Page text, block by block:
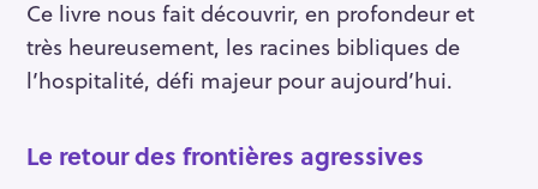
Ce livre nous fait découvrir, en profondeur et
très heureusement, les racines bibliques de
l’hospitalité, défi majeur pour aujourd’hui.
Le retour des frontières agressives